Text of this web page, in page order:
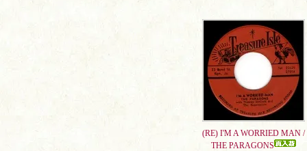
(RE) I'M A WORRIED MAN /
THE PARAGONS